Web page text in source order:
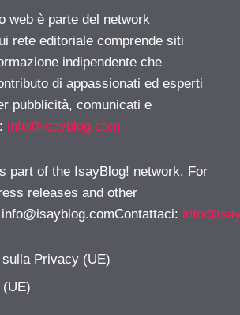
web è parte del network
rete editoriale comprende siti
indipendente che
di appassionati ed esperti
pubblicità, comunicati e
info@isayblog.com
part of the IsayBlog! network. For
releases and other
info@isayblog.comContattaci:
Privacy (UE)